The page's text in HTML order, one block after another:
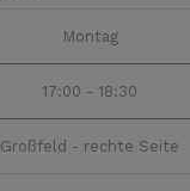
Montag
17:00 - 18:30
Großfeld - rechte Seite